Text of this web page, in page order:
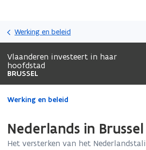
inhoud
Werking en beleid
Vlaanderen investeert in haar
hoofdstad
BRUSSEL
Gedaan
bevindt
Werking en beleid
Nederlands in Brussel
Het versterken van het